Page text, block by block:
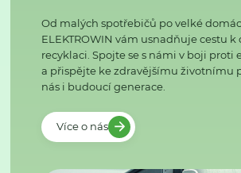
Od malých spotřebičů po velké
ELEKTROWIN vám usnadňuje cestu
recyklaci. Spojte se s námi v boji proti
a přispějte ke zdravějšímu životnímu
nás i budoucí generace.
Více o nás